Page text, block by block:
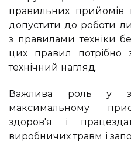
правильних прийомів
допустити до роботи
з правилами техніки
цих правил потрібно
технічний нагляд.
Важлива роль у
максимальному
здоров'я і
виробничих травм і